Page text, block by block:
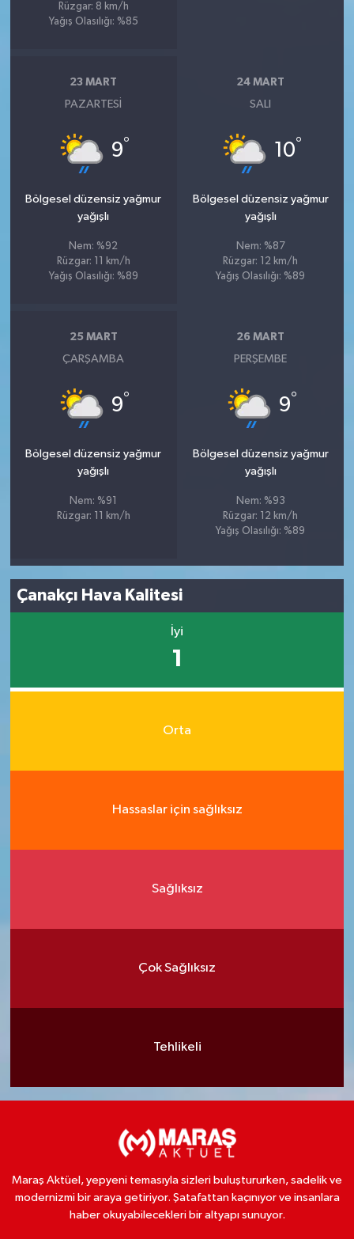
Rüzgar: 8 km/h
Yağış Olasılığı: %85
23 MART
PAZARTESI
9°
Bölgesel düzensiz yağmur
yağışlı
Nem: %92
Rüzgar: 11 km/h
Yağış Olasılığı: %89
24 MART
SALI
10°
Bölgesel düzensiz yağmur
yağışlı
Nem: %87
Rüzgar: 12 km/h
Yağış Olasılığı: %89
25 MART
ÇARŞAMBA
9°
Bölgesel düzensiz yağmur
yağışlı
Nem: %91
Rüzgar: 11 km/h
26 MART
PERŞEMBE
9°
Bölgesel düzensiz yağmur
yağışlı
Nem: %93
Rüzgar: 12 km/h
Yağış Olasılığı: %89
Çanakçı Hava Kalitesi
İyi
1
Orta
Hassaslar için sağlıksız
Sağlıksız
Çok Sağlıksız
Tehlikeli
Maraş Aktüel, yepyeni temasıyla sizleri buluştururken, sadelik ve
modernizmi bir araya getiriyor. Şatafattan kaçınıyor ve insanlara
haber okuyabilecekleri bir altyapı sunuyor.